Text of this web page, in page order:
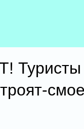
Туристы